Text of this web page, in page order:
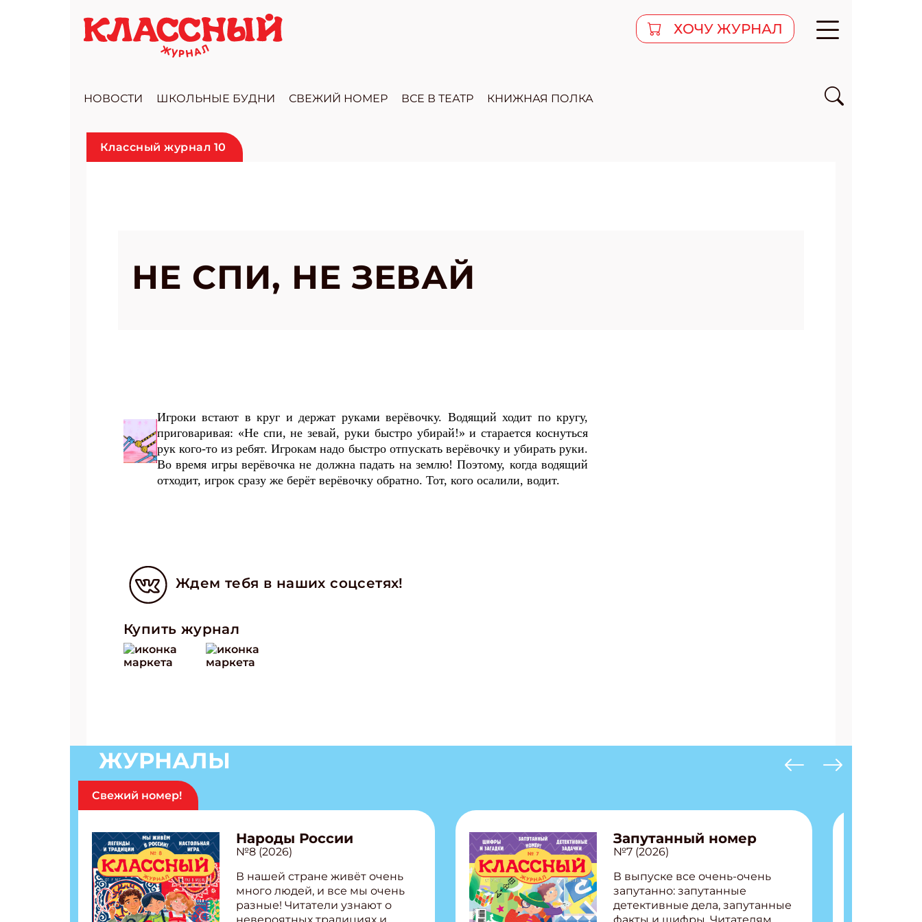
ХОЧУ ЖУРНАЛ
НОВОСТИ ШКОЛЬНЫЕ БУДНИ СВЕЖИЙ НОМЕР ВСЕ В ТЕАТР КНИЖНАЯ ПОЛКА
Классный журнал 10
НЕ СПИ, НЕ ЗЕВАЙ
Игроки встают в круг и держат руками верёвочку. Водящий ходит по кругу,
приговаривая: «Не спи, не зевай, руки быстро убирай!» и старается коснуться
рук кого-то из ребят. Игрокам надо быстро отпускать верёвочку и убирать руки.
Во время игры верёвочка не должна падать на землю! Поэтому, когда водящий
отходит, игрок сразу же берёт верёвочку обратно. Тот, кого осалили, водит.
Ждем тебя в наших соцсетях!
Купить журнал
ЖУРНАЛЫ
Свежий номер!
Народы России
№8 (2026)
В нашей стране живёт очень
много людей, и все мы очень
разные! Читатели узнают о
Запутанный номер
№7 (2026)
В выпуске все очень-очень
запутанно: запутанные
детективные дела, запутанные